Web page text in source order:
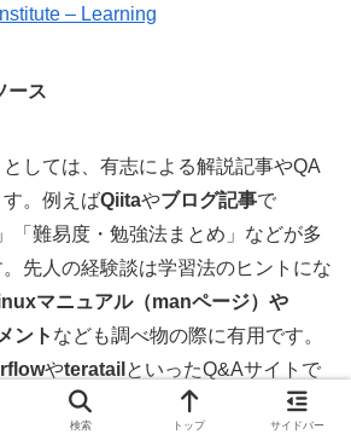
– Learning
ース
しては、有志による解説記事やQA
。例えばQiitaやブログ記事で
「難易度・勉強法まとめ」などが多
先人の経験談は学習法のヒントにな
マニュアル（manページ）や
ント なども調べ物の際に有用です。
やteratail といったQ&Aサイトで
つかることもあります。
検索 トップ サイドバー